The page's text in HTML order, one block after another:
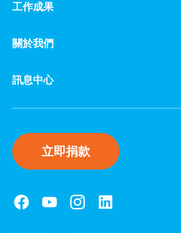
工作成果
關於我們
訊息中心
立即捐款